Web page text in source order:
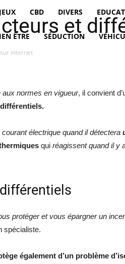
CBD DIVERS
ÊTRE SÉDUCTION
et
internet
normes en vigueur, il convient
électrique quand il détectera
qui réagissent quand il y
protéger et vous épargner un
spécialiste.
également d’un problème